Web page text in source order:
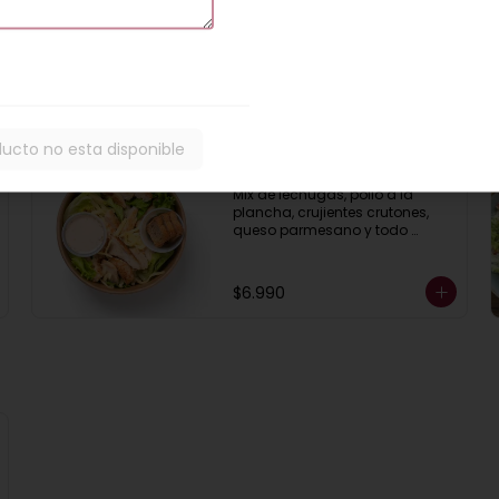
Mix de lechugas, pollo a la
plancha, crujientes crutones,
queso parmesano y todo
$6.990
no esta disponible